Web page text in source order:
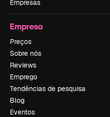
Empresas
Empresa
Preços
Sobre nós
Reviews
Emprego
Tendências de pesquisa
Blog
Eventos